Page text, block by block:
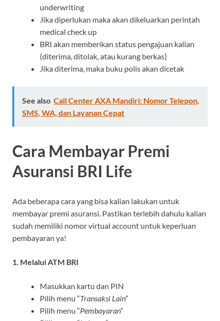
underwriting
Jika diperlukan maka akan dikeluarkan perintah
medical check up
BRI akan memberikan status pengajuan kalian
(diterima, ditolak, atau kurang berkas)
Jika diterima, maka buku polis akan dicetak
See also Call Center AXA Mandiri: Nomor Telepon,
SMS, WA, dan Layanan Cepat
Cara Membayar Premi
Asuransi BRI Life
Ada beberapa cara yang bisa kalian lakukan untuk
membayar premi asuransi. Pastikan terlebih dahulu kalian
sudah memiliki nomor virtual account untuk keperluan
pembayaran ya!
1. Melalui ATM BRI
Masukkan kartu dan PIN
Pilih menu “Transaksi Lain“
Pilih menu “Pembayaran“